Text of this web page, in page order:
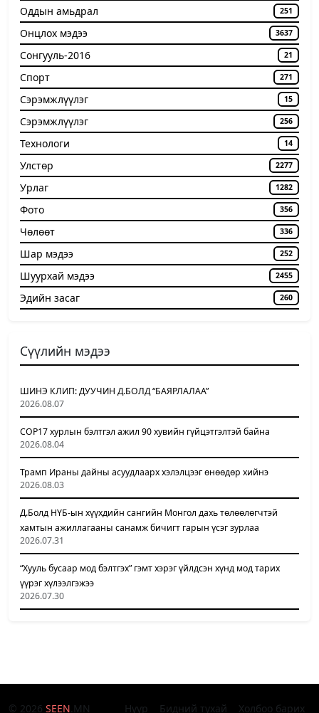
Оддын амьдрал 251
Онцлох мэдээ 3637
Сонгууль-2016 21
Спорт 271
Сэрэмжлүүлэг 15
Сэрэмжлүүлэг 256
Технологи 14
Улстөр 2277
Урлаг 1282
Фото 356
Чѳлѳѳт 336
Шар мэдээ 252
Шуурхай мэдээ 2455
Эдийн засаг 260
Сүүлийн мэдээ
ШИНЭ КЛИП: ДУУЧИН Д.БОЛД “БАЯРЛАЛАА”
2026.08.07
COP17 хурлын бэлтгэл ажил 90 хувийн гүйцэтгэлтэй байна
2026.08.04
Трамп Ираны дайны асуудлаарх хэлэлцээг өнөөдөр хийнэ
2026.08.03
Д.Болд НҮБ-ын хүүхдийн сангийн Монгол дахь төлөөлөгчтэй
хамтын ажиллагааны санамж бичигт гарын үсэг зурлаа
2026.07.31
“Хууль бусаар мод бэлтгэх” гэмт хэрэг үйлдсэн хүнд мод тарих
үүрэг хүлээлгэжээ
2026.07.30
© 2026 SEEN .MN Нүүр Бидний тухай Холбоо барих